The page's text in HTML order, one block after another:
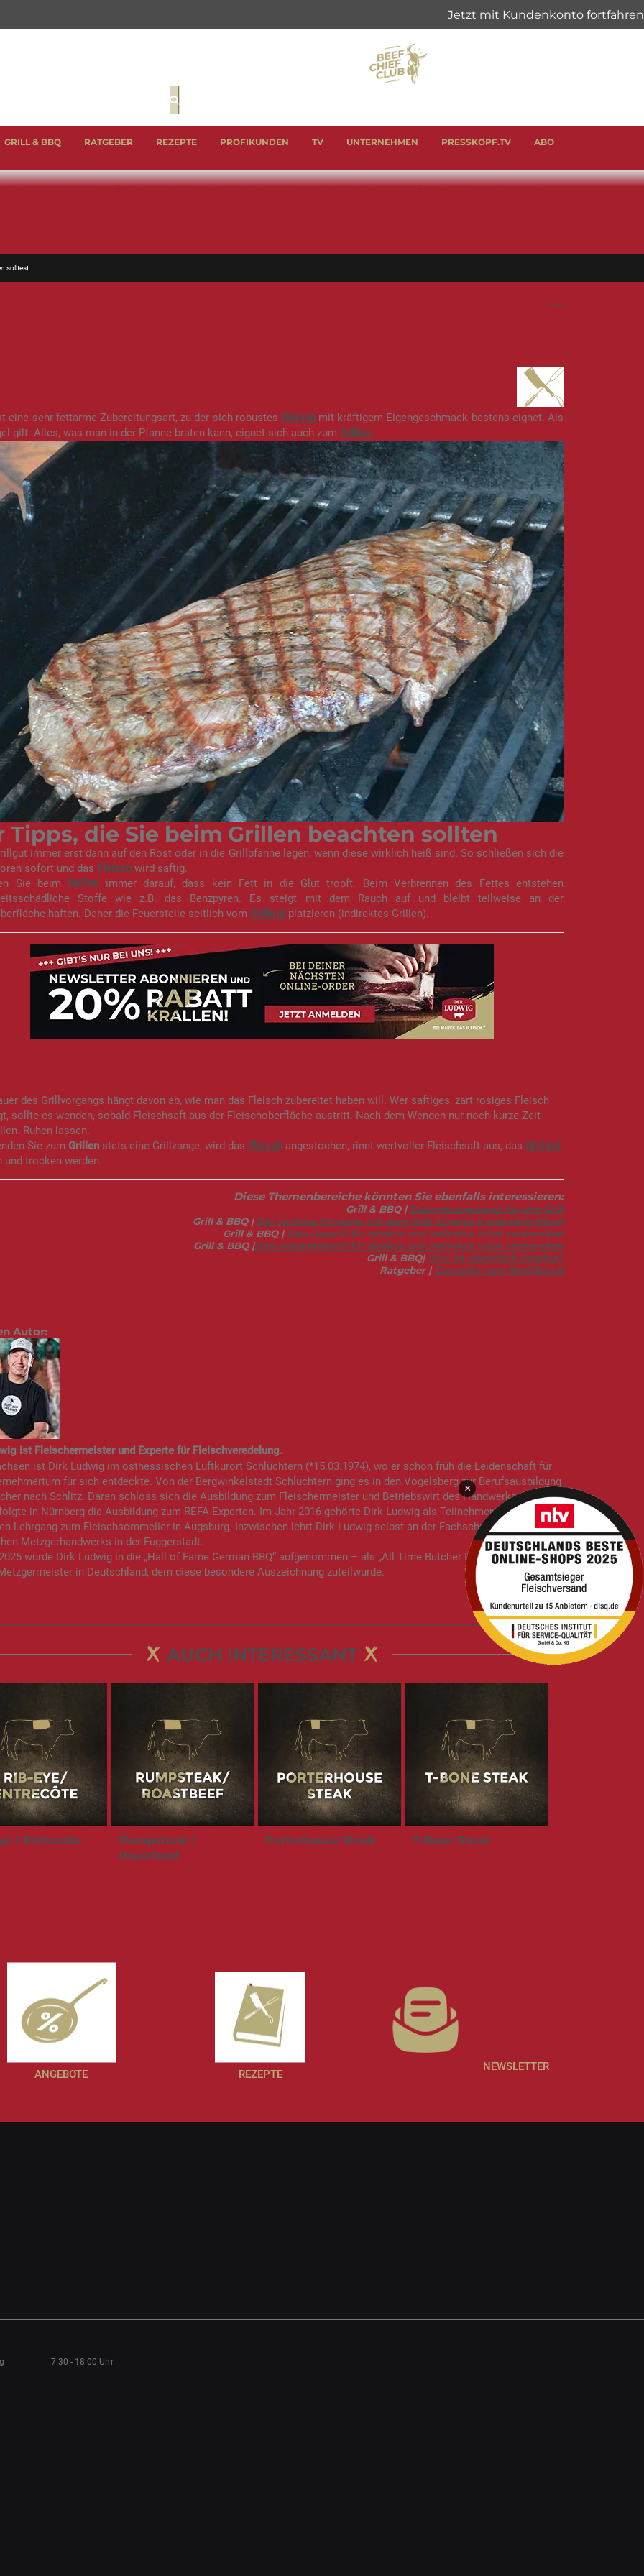
Suche
GRILL & BBQ RATGEBER REZEPTE PROFIKUNDEN TV UNTERNEHMEN PRESSKOPF.TV ABO
solltest
eine sehr fettarme Zubereitungsart, zu der sich robustes Fleischmit kräftigem Eigengeschmack bestens eignet. Als
gilt: Alles, was man in der Pfanne braten kann, eignet sich auch zum Grillen.
Tipps, die Sie beim Grillen beachten sollten
immer erst dann auf den Rost oder in die Grillpfanne legen, wenn diese wirklich heiß sind. So schließen sich die
sofort und das Fleisch wird saftig.
Sie beim Grillen immer darauf, dass kein Fett in die Glut tropft. Beim Verbrennen des Fettes entstehen
Stoffe wie z.B. das Benzpyren. Es steigt mit dem Rauch auf und bleibt teilweise an der
haften. Daher die Feuerstelle seitlich vom Grillgut platzieren (indirektes Grillen).
des Grillvorgangs hängt davon ab, wie man das Fleisch zubereitet haben will. Wer saftiges, zart rosiges Fleisch
sollte es wenden, sobald Fleischsaft aus der Fleischoberfläche austritt. Nach dem Wenden nur noch kurze Zeit
Ruhen lassen.
Sie zum Grillen stets eine Grillzange, wird das Fleisch angestochen, rinnt wertvoller Fleischsaft aus, das Grillgut
und trocken werden.
Diese Themenbereiche könnten Sie ebenfalls interessieren:
Grill & BBQ |Zubereitungstipps für den Grill
Grill & BBQ |Der richtige Umgang mit dem Grill (direkte & indirekte Hitze)
Grill & BBQ |Den Gasgrill für direkte und indirekte Hitze vorbereiten
Grill & BBQ |Den Holzkohlegrill für direkte und indirekte Hitze vorbereiten
Grill & BBQ| Was ist eigentlich Searing?
Ratgeber |Garstufen von Rindfleisch
Autor:
ist Fleischermeister und Experte für Fleischveredelung.
ist Dirk Ludwig im osthessischen Luftkurort Schlüchtern (*15.03.1974), wo er schon früh die Leidenschaft für
für sich entdeckte. Von der Bergwinkelstadt Schlüchtern ging es in den Vogelsberg zur Berufsausbildung
nach Schlitz. Daran schloss sich die Ausbildung zum Fleischermeister und Betriebswirt des Handwerks an.
in Nürnberg die Ausbildung zum REFA-Experten. Im Jahr 2016 gehörte Dirk Ludwig als Teilnehmer zum ersten
Lehrgang zum Fleischsommelier in Augsburg. Inzwischen lehrt Dirk Ludwig selbst an der Fachschule des
Metzgerhandwerks in der Fuggerstadt.
wurde Dirk Ludwig in die „Hall of Fame German BBQ“ aufgenommen – als „All Time Butcher Legend“ und erst
in Deutschland, dem diese besondere Auszeichnung zuteilwurde.
AUCH INTERESSANT
/ Entrecôte
Rumpsteak /
Roastbeef
Porterhouse Steak T-Bone Steak
ANGEBOTE REZEPTE
NEWSLETTER
7:30 - 18:00 Uhr
×